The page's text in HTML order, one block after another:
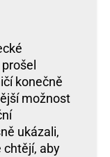
konečně
možnost
ukázali,
chtějí, aby